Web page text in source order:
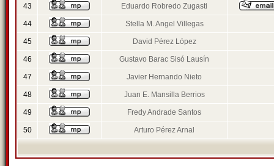
43 Eduardo Robredo Zugasti
44 Stella M. Angel Villegas
45 David Pérez López
46 Gustavo Barac Sisó Lausín
47 Javier Hernando Nieto
48 Juan E. Mansilla Berrios
49 Fredy Andrade Santos
50 Arturo Pérez Arnal